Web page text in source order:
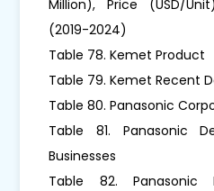
Million), Price (USD/
(2019-2024)
Table 78. Kemet Product
Table 79. Kemet Recent
Table 80. Panasonic
Table 81. Panasonic
Businesses
Table 82. Panasonic